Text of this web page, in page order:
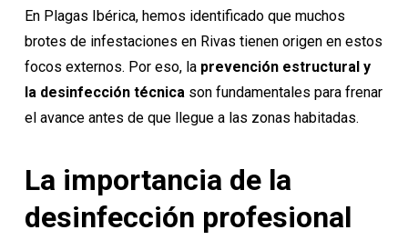
En Plagas Ibérica, hemos identificado que muchos
brotes de infestaciones en Rivas tienen origen en estos
focos externos. Por eso, la prevención estructural y
la desinfección técnicason fundamentales para frenar
el avance antes de que llegue a las zonas habitadas.
La importancia de la
desinfección profesional